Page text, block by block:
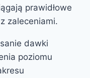
prawidłowe
zaleceniami.
dawki
poziomu